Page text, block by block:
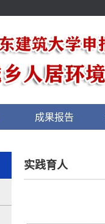
成果报告
实践育人